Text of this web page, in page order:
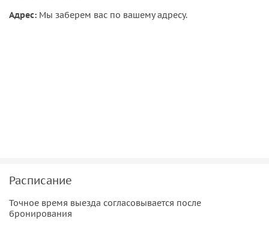
Адрес: Мы заберем вас по вашему адресу.
Расписание
Точное время выезда согласовывается после
бронирования